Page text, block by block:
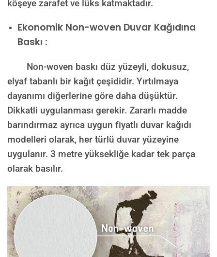
köşeye zarafet ve lüks katmaktadır.
Ekonomik Non-woven Duvar Kağıdına
Baskı :
Non-woven baskı düz yüzeyli, dokusuz,
elyaf tabanlı bir kağıt çeşididir. Yırtılmaya
dayanımı diğerlerine göre daha düşüktür.
Dikkatli uygulanması gerekir. Zararlı madde
barındırmaz ayrıca uygun fiyatlı duvar kağıdı
modelleri olarak, her türlü duvar yüzeyine
uygulanır. 3 metre yüksekliğe kadar tek parça
olarak basılır.